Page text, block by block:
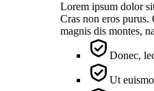
Lorem ipsum dolor
Cras non eros purus.
magnis dis montes,
Donec,
Ut